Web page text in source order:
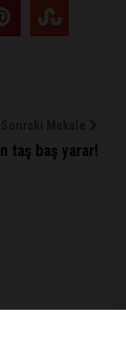
taş baş yarar!